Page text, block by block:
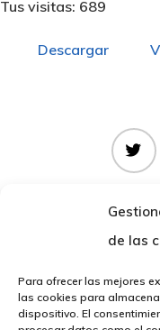
de las
Para ofrecer las mejores
las cookies para
dispositivo. El
Tus visitas: 689
Descargar
twitter
de privacidad|Avíso